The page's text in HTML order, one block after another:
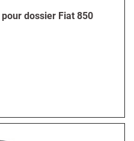
dossier Fiat 850